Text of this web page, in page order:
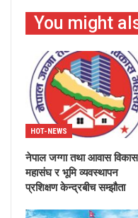
You might
HOT-NEWS
नेपाल जग्गा तथा आवास विकास
महासंघ र भूमि व्यवस्थापन
प्रशिक्षण केन्द्रबीच सम्झौता